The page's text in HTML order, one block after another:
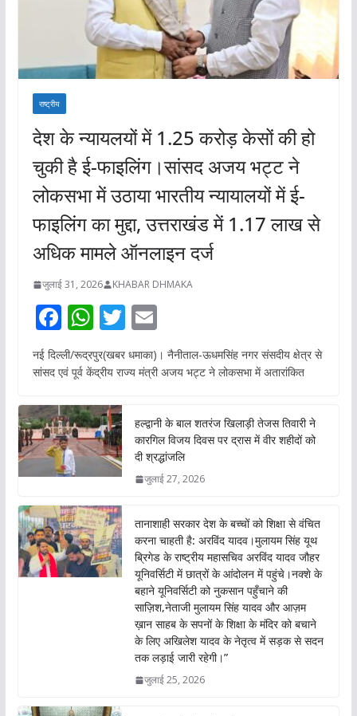
राष्ट्रीय
देश के न्यायलयों में 1.25 करोड़ केसों की हो
चुकी है ई-फाइलिंग।सांसद अजय भट्ट ने
लोकसभा में उठाया भारतीय न्यायालयों में ई-
फाइलिंग का मुद्दा, उत्तराखंड में 1.17 लाख से
अधिक मामले ऑनलाइन दर्ज
जुलाई 31, 2026 KHABAR DHMAKA
F
ac
e
o
o
k
W
h
at
A
p
p
T
w
itt
E
m
ai
नई दिल्ली/रूद्रपुर(खबर धमाका)। नैनीताल-ऊधमसिंह नगर संसदीय क्षेत्र से
सांसद एवं पूर्व केंद्रीय राज्य मंत्री अजय भट्ट ने लोकसभा में अतारांकित
हल्द्वानी के बाल शतरंज खिलाड़ी तेजस तिवारी ने
कारगिल विजय दिवस पर द्रास में वीर शहीदों को
दी श्रद्धांजलि
जुलाई 27, 2026
तानाशाही सरकार देश के बच्चों को शिक्षा से वंचित
करना चाहती है: अरविंद यादव।मुलायम सिंह यूथ
ब्रिगेड के राष्ट्रीय महासचिव अरविंद यादव जौहर
यूनिवर्सिटी में छात्रों के आंदोलन में पहुंचे।नक्शे के
बहाने यूनिवर्सिटी को नुकसान पहुँचाने की
साज़िश,नेताजी मुलायम सिंह यादव और आज़म
ख़ान साहब के सपनों के शिक्षा के मंदिर को बचाने
के लिए अखिलेश यादव के नेतृत्व में सड़क से सदन
तक लड़ाई जारी रहेगी।”
जुलाई 25, 2026